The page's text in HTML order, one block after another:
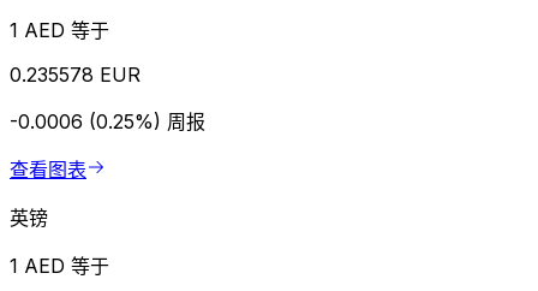
1 AED 等于
0.235578 EUR
-0.0006 (0.25%) 周报
查看图表
英镑
1 AED 等于